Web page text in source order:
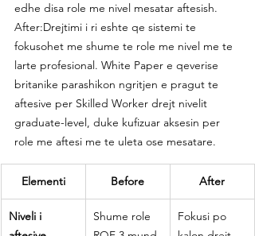
edhe disa role me nivel mesatar aftesish.
After:Drejtimi i ri eshte qe sistemi te
fokusohet me shume te role me nivel me te
larte profesional. White Paper e qeverise
britanike parashikon ngritjen e pragut te
aftesive per Skilled Worker drejt nivelit
graduate-level, duke kufizuar aksesin per
role me aftesi me te uleta ose mesatare.
Elementi Before After
Niveli i
Shume role
Fokusi po